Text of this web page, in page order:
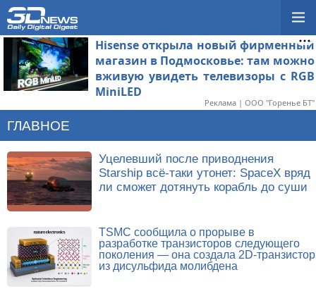
Hisense открыла новый фирменный
магазин в Подмосковье: там можно
вживую увидеть телевизоры с RGB
MiniLED
Реклама | ООО "Горенье БТ"
ГЛАВНОЕ
Уцелевший после приводнения
Starship всё-таки утонет: SpaceX вряд
ли сможет дотянуть корабль до суши
TSMC сообщила о прорыве в
разработке транзисторов следующего
поколения — она создала 2D-транзистор
из дисульфида молибдена